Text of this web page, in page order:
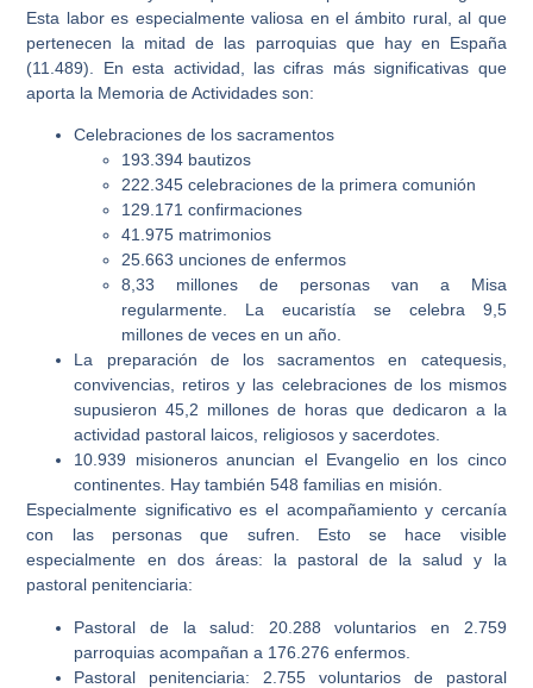
Esta labor es especialmente valiosa en el ámbito rural, al que
pertenecen la mitad de las parroquias que hay en España
(11.489). En esta actividad, las cifras más significativas que
aporta la Memoria de Actividades son:
Celebraciones de los sacramentos
193.394 bautizos
222.345 celebraciones de la primera comunión
129.171 confirmaciones
41.975 matrimonios
25.663 unciones de enfermos
8,33 millones de personas van a Misa
regularmente. La eucaristía se celebra 9,5
millones de veces en un año.
La preparación de los sacramentos en catequesis,
convivencias, retiros y las celebraciones de los mismos
supusieron 45,2 millones de horas que dedicaron a la
actividad pastoral laicos, religiosos y sacerdotes.
10.939 misioneros anuncian el Evangelio en los cinco
continentes. Hay también 548 familias en misión.
Especialmente significativo es el acompañamiento y cercanía
con las personas que sufren. Esto se hace visible
especialmente en dos áreas: la pastoral de la salud y la
pastoral penitenciaria:
Pastoral de la salud: 20.288 voluntarios en 2.759
parroquias acompañan a 176.276 enfermos.
Pastoral penitenciaria: 2.755 voluntarios de pastoral